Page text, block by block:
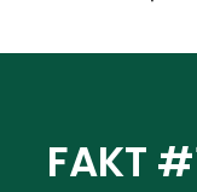
FAKT